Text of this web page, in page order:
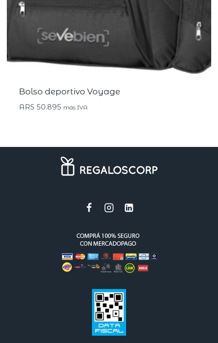
Bolso deportivo Voyage
ARS 50.895 más IVA